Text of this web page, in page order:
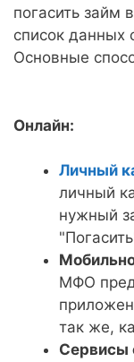
погасить
список данных
Основные
Онлайн:
Личный
личный
нужный
МФО
так же,
Сервисы